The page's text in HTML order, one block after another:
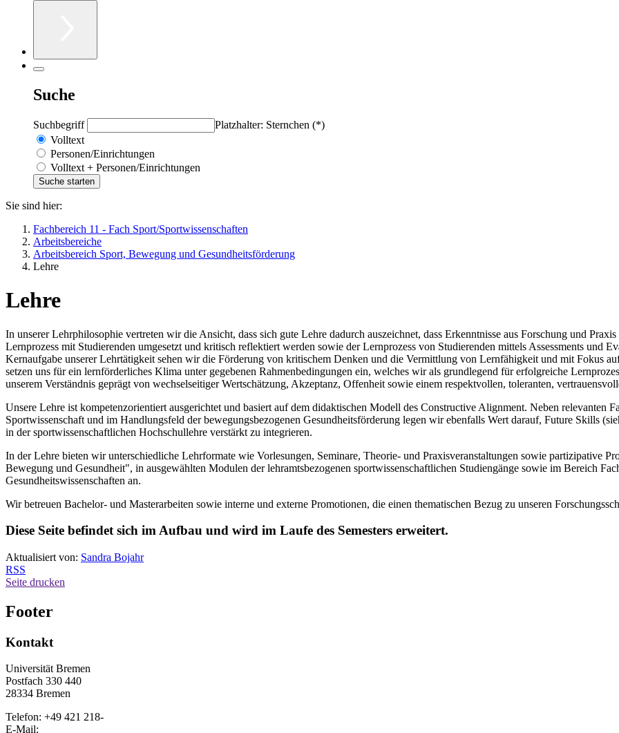
Suche
Suchbegriff
Platzhalter: Sternchen (*)
Volltext
Personen/Einrichtungen
Volltext + Personen/Einrichtungen
Sie sind hier:
Fachbereich 11 - Fach Sport/Sportwissenschaften
Arbeitsbereiche
Arbeitsbereich Sport, Bewegung und Gesundheitsförderung
Lehre
Lehre
In unserer Lehrphilosophie vertreten wir die Ansicht, dass sich gute Lehre dadurch auszeichnet, dass Erkenntnisse aus Forschung und
Lernprozess mit Studierenden umgesetzt und kritisch reflektiert werden sowie der Lernprozess von Studierenden mittels Assessments und
Kernaufgabe unserer Lehrtätigkeit sehen wir die Förderung von kritischem Denken und die Vermittlung von Lernfähigkeit und mit Fokus
setzen uns für ein lernförderliches Klima unter gegebenen Rahmenbedingungen ein, welches wir als grundlegend für erfolgreiche
unserem Verständnis geprägt von wechselseitiger Wertschätzung, Akzeptanz, Offenheit sowie einem respektvollen, toleranten,
Unsere Lehre ist kompetenzorientiert ausgerichtet und basiert auf dem didaktischen Modell des Constructive Alignment. Neben relevanten
Sportwissenschaft und im Handlungsfeld der bewegungsbezogenen Gesundheitsförderung legen wir ebenfalls Wert darauf, Future Skills
in der sportwissenschaftlichen Hochschullehre verstärkt zu integrieren.
In der Lehre bieten wir unterschiedliche Lehrformate wie Vorlesungen, Seminare, Theorie- und Praxisveranstaltungen sowie partizipative
Bewegung und Gesundheit", in ausgewählten Modulen der lehramtsbezogenen sportwissenschaftlichen Studiengänge sowie im Bereich
Gesundheitswissenschaften an.
Wir betreuen Bachelor- und Masterarbeiten sowie interne und externe Promotionen, die einen thematischen Bezug zu unseren
Diese Seite befindet sich im Aufbau und wird im Laufe des Semesters erweitert.
Aktualisiert von: Sandra Bojahr
RSS
Seite drucken
Footer
Kontakt
Universität Bremen
Postfach 330 440
28334 Bremen
Telefon: +49 421 218-
E-Mail: